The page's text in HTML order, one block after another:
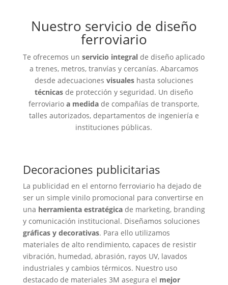
Nuestro servicio de diseño
ferroviario
Te ofrecemos unservicio integral de diseño aplicado
a trenes, metros, tranvías y cercanías. Abarcamos
desde adecuaciones visualeshasta soluciones
técnicas de protección y seguridad. Un diseño
ferroviarioa medida de compañías de transporte,
talles autorizados, departamentos de ingeniería e
instituciones públicas.
Decoraciones publicitarias
La publicidad en el entorno ferroviario ha dejado de
ser un simple vinilo promocional para convertirse en
una herramienta estratégicade marketing, branding
y comunicación institucional. Diseñamos soluciones
gráficas y decorativas. Para ello utilizamos
materiales de alto rendimiento, capaces de resistir
vibración, humedad, abrasión, rayos UV, lavados
industriales y cambios térmicos. Nuestro uso
destacado de materiales 3M asegura el mejor